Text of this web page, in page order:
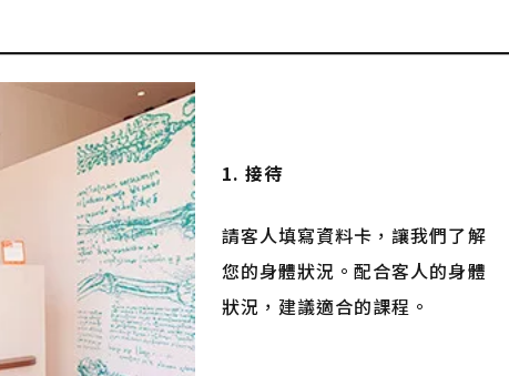
1. 接待
請客人填寫資料卡，讓我們了解
您的身體狀況。配合客人的身體
狀況，建議適合的課程。